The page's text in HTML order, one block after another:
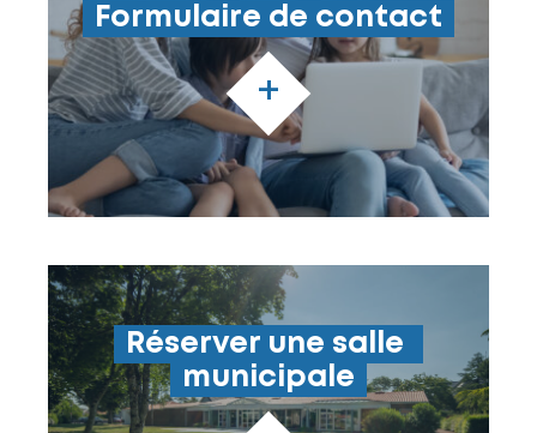
Formulaire de contact
+
Réserver une salle
municipale